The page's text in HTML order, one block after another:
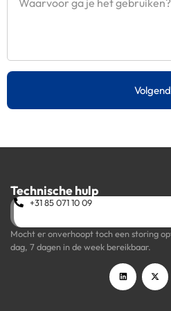
Technische hulp
+31 85 071 10 09
Mocht er onverhoopt toch een storing
dag, 7 dagen in de week bereikbaar.